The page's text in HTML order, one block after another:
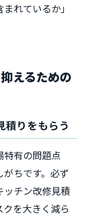
れているか」
えるための
積りをもらう
特有の問題点
がちです。必ず
チン改修見積
を大きく減ら